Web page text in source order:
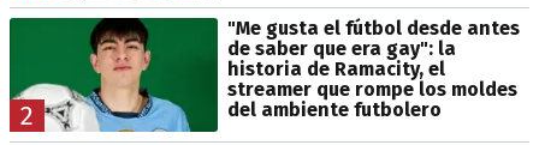
2
"Me gusta el fútbol desde antes
de saber que era gay": la
historia de Ramacity, el
streamer que rompe los moldes
del ambiente futbolero